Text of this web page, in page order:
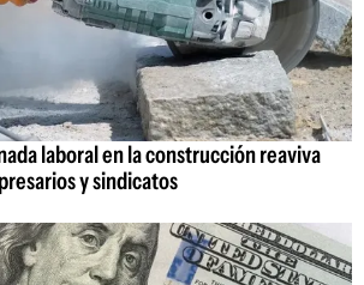
laboral en la construcción reaviva
y sindicatos